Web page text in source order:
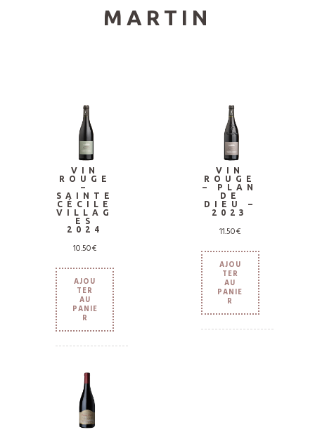
MARTIN
VIN
ROUGE
–
SAINTE
CÉCILE
VILLAG
ES
2024
10.50€
AJOU
TER
AU
PANIE
R
VIN
ROUGE
– PLAN
DE
DIEU –
2023
11.50€
AJOU
TER
AU
PANIE
R